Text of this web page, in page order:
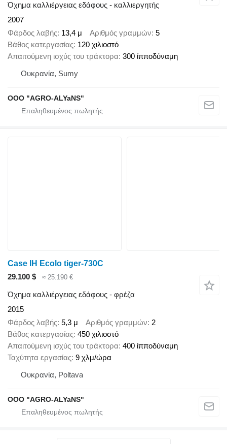
Όχημα καλλιέργειας εδάφους - καλλιεργητής
2007
Φάρδος λαβής 13,4 μ Αριθμός γραμμών 5
Βάθος κατεργασίας 120 χιλιοστό
Απαιτούμενη ισχύς του τράκτορα 300 ίπποδύναμη
Ουκρανία, Sumy
OOO "AGRO-ALYaNS"
Case IH Ecolo tiger-730C
29.100 $
≈ 25.190 €
Όχημα καλλιέργειας εδάφους - φρέζα
2015
Φάρδος λαβής 5,3 μ Αριθμός γραμμών 2
Βάθος κατεργασίας 450 χιλιοστό
Απαιτούμενη ισχύς του τράκτορα 400 ίπποδύναμη
Ταχύτητα εργασίας 9 χλμ/ώρα
Ουκρανία, Poltava
OOO "AGRO-ALYaNS"